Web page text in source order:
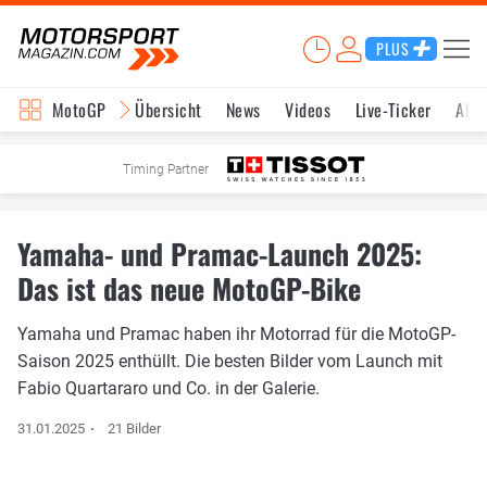
PLUS
MotoGP Übersicht News Videos Live-Ticker
Timing Partner
Yamaha- und Pramac-Launch 2025:
Das ist das neue MotoGP-Bike
Yamaha und Pramac haben ihr Motorrad für die MotoGP-
Saison 2025 enthüllt. Die besten Bilder vom Launch mit
Fabio Quartararo und Co. in der Galerie.
31.01.2025 21 Bilder